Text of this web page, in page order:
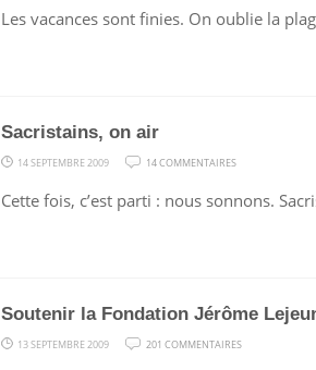
BOUT
Les vacances sont finies. On oublie la
Sacristains, on air
14 SEPTEMBRE 2009 14 COMMENTAIRES
ON
Cette fois, c’est parti : nous sonnons.
Soutenir la Fondation Jérôme
13 SEPTEMBRE 2009 201 COMMENTAIRES